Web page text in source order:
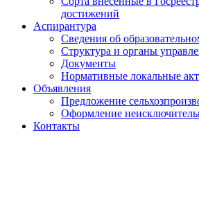
достижений
Аспирантура
Сведения об
Структура и органы
Документы
Нормативные локальные
Объявления
Предложение
Оформление
Контакты